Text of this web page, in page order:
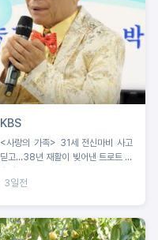
KBS
<사랑의 가족> 31세 전신마비 사고
딛고...38년 재활이 빚어낸 트로트 가
3일전